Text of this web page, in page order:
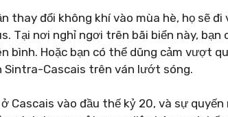
thay đổi không khí vào mùa hè, họ sẽ
Tại nơi nghỉ ngơi trên bãi biển này,
bình. Hoặc bạn có thể dũng cảm vượt
Sintra-Cascais trên ván lướt sóng.
Cascais vào đầu thế kỷ 20, và sự